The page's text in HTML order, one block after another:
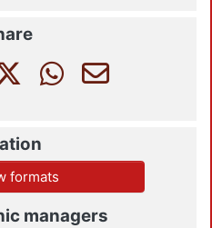
formats
managers